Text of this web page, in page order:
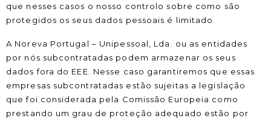
que nesses casos o nosso controlo sobre como são
protegidos os seus dados pessoais é limitado.
A Noreva Portugal – Unipessoal, Lda. ou as entidades
por nós subcontratadas podem armazenar os seus
dados fora do EEE. Nesse caso garantiremos que essas
empresas subcontratadas estão sujeitas a legislação
que foi considerada pela Comissão Europeia como
prestando um grau de proteção adequado estão por